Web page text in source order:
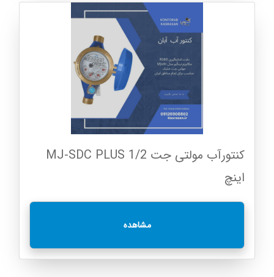
کنتورآب مولتی جت MJ-SDC PLUS 1/2
اینچ
مشاهده